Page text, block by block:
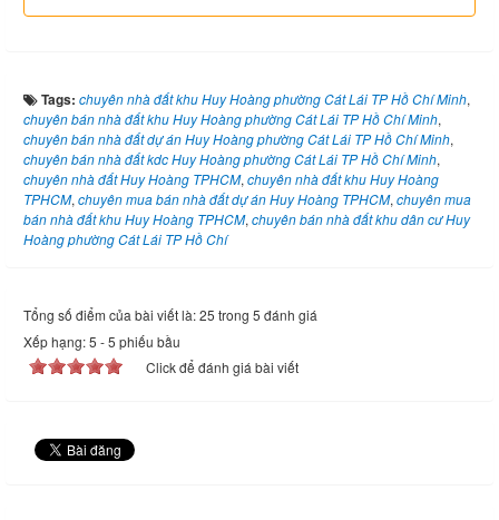
Tags: chuyên nhà đất khu Huy Hoàng phường Cát Lái TP Hồ Chí Minh,
chuyên bán nhà đất khu Huy Hoàng phường Cát Lái TP Hồ Chí Minh,
chuyên bán nhà đất dự án Huy Hoàng phường Cát Lái TP Hồ Chí Minh,
chuyên bán nhà đất kdc Huy Hoàng phường Cát Lái TP Hồ Chí Minh,
chuyên nhà đất Huy Hoàng TPHCM, chuyên nhà đất khu Huy Hoàng
TPHCM, chuyên mua bán nhà đất dự án Huy Hoàng TPHCM, chuyên mua
bán nhà đất khu Huy Hoàng TPHCM, chuyên bán nhà đất khu dân cư Huy
Hoàng phường Cát Lái TP Hồ Chí
Tổng số điểm của bài viết là: 25 trong 5 đánh giá
Xếp hạng:5 -5 phiếu bầu
Click để đánh giá bài viết